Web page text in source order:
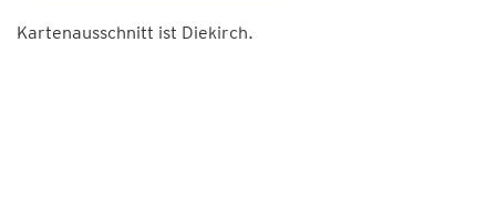
Kartenausschnitt ist Diekirch.